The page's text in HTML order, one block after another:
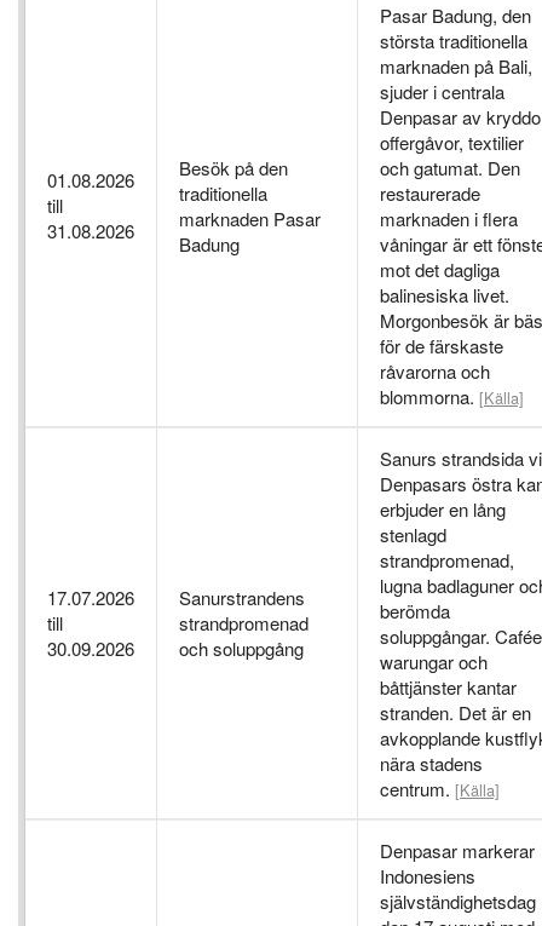
01.08.2026
till
31.08.2026
Besök på den
traditionella
marknaden Pasar
Badung
Pasar Badung, den
största traditionella
marknaden på Bali,
sjuder i centrala
Denpasar av
offergåvor, textilier
och gatumat. Den
restaurerade
marknaden i flera
våningar är ett
mot det dagliga
balinesiska livet.
Morgonbesök är
för de färskaste
råvarorna och
blommorna. [Källa]
17.07.2026
till
30.09.2026
Sanurstrandens
strandpromenad
och soluppgång
Sanurs strandsida
Denpasars östra
erbjuder en lång
stenlagd
strandpromenad,
lugna badlaguner
berömda
soluppgångar.
warungar och
båttjänster kantar
stranden. Det är en
avkopplande
nära stadens
centrum. [Källa]
Denpasar markerar
Indonesiens
självständighetsdag